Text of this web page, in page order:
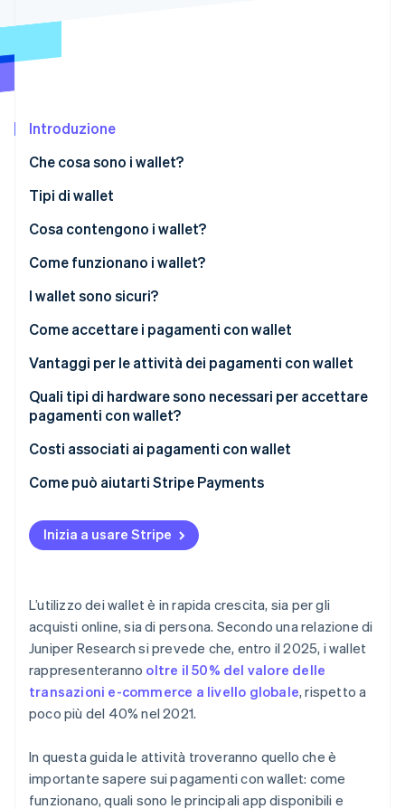
Prevenzione delle frodi
Climate
Identity
Verifica online dell'identità
Stripe Sessions 2026
Guarda ora
Introduzione
Che cosa sono i wallet?
Tipi di wallet
Cosa contengono i wallet?
Come funzionano i wallet?
NFC (Near Field Communication)
MST (Magnetic Secure Transmission)
Codici QR
I wallet sono sicuri?
Come accettare i pagamenti con wallet
Vantaggi per le attività dei pagamenti con wallet
Quali tipi di hardware sono necessari per accettare
pagamenti con wallet?
Costi associati ai pagamenti con wallet
Come può aiutarti Stripe Payments
Inizia a usare Stripe
L’utilizzo dei wallet è in rapida crescita, sia per gli
acquisti online, sia di persona. Secondo una relazione di
Juniper Research si prevede che, entro il 2025, i wallet
rappresenteranno oltre il 50% del valore delle
transazioni e-commerce a livello globale, rispetto a
poco più del 40% nel 2021.
In questa guida le attività troveranno quello che è
importante sapere sui pagamenti con wallet: come
funzionano, quali sono le principali app disponibili e